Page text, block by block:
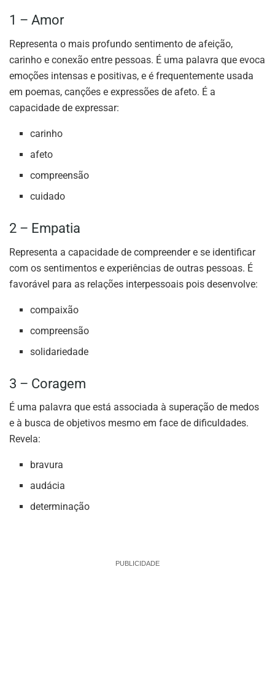
1 – Amor
Representa o mais profundo sentimento de afeição,
carinho e conexão entre pessoas. É uma palavra que evoca
emoções intensas e positivas, e é frequentemente usada
em poemas, canções e expressões de afeto. É a
capacidade de expressar:
carinho
afeto
compreensão
cuidado
2 – Empatia
Representa a capacidade de compreender e se identificar
com os sentimentos e experiências de outras pessoas. É
favorável para as relações interpessoais pois desenvolve:
compaixão
compreensão
solidariedade
3 – Coragem
É uma palavra que está associada à superação de medos
e à busca de objetivos mesmo em face de dificuldades.
Revela:
bravura
audácia
determinação
PUBLICIDADE